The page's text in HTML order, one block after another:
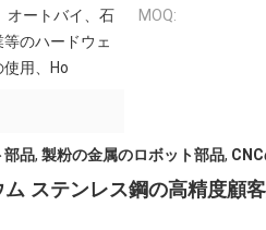
オートバイ、石
のハードウェ
用、Ho
MOQ:
部品, 製粉の金属のロボット部品,
ステンレス鋼の高精度顧